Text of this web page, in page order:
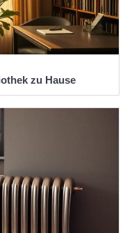
zu Hause